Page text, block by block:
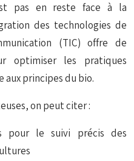
pas en reste face à la
des technologies de
(TIC) offre de
optimiser les pratiques
principes du bio.
on peut citer :
pour le suivi précis des